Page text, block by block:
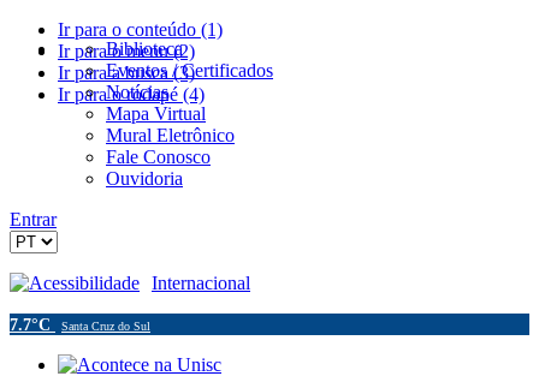
Ir para o conteúdo (1)
Ir para o menu (2)
Ir para a busca (3)
Ir para o rodapé (4)
Biblioteca
Eventos / Certificados
Notícias
Mapa Virtual
Mural Eletrônico
Fale Conosco
Ouvidoria
Entrar
Acessibilidade Internacional
7.7°C Santa Cruz do Sul